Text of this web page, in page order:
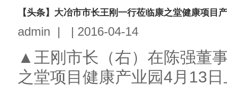
【头条】大冶市市长王刚一行莅临康之堂健康项目
admin | | 2016-04-14
▲王刚市长（右）在陈强董
之堂项目健康产业园4月13